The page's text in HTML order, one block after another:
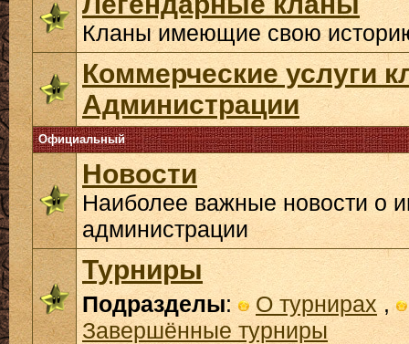
Кланы имеющие свою
Коммерческие услуги
Администрации
Официальный
Новости
Наиболее важные новости о
администрации
Турниры
Подразделы: О турнирах ,
Завершённые турниры